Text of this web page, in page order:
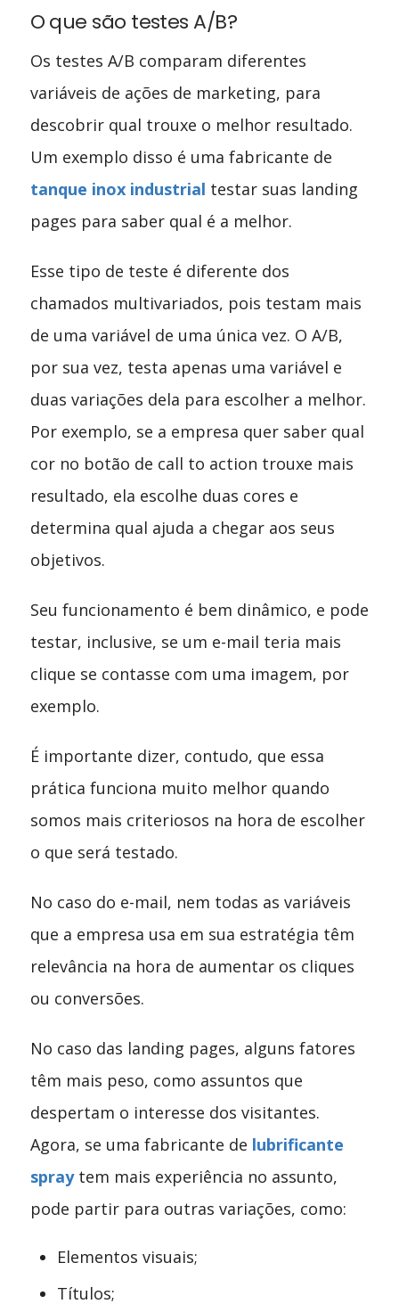
O que são testes A/B?
Os testes A/B comparam diferentes
variáveis de ações de marketing, para
descobrir qual trouxe o melhor resultado.
Um exemplo disso é uma fabricante de
tanque inox industrial testar suas landing
pages para saber qual é a melhor.
Esse tipo de teste é diferente dos
chamados multivariados, pois testam mais
de uma variável de uma única vez. O A/B,
por sua vez, testa apenas uma variável e
duas variações dela para escolher a melhor.
Por exemplo, se a empresa quer saber qual
cor no botão de call to action trouxe mais
resultado, ela escolhe duas cores e
determina qual ajuda a chegar aos seus
objetivos.
Seu funcionamento é bem dinâmico, e pode
testar, inclusive, se um e-mail teria mais
clique se contasse com uma imagem, por
exemplo.
É importante dizer, contudo, que essa
prática funciona muito melhor quando
somos mais criteriosos na hora de escolher
o que será testado.
No caso do e-mail, nem todas as variáveis
que a empresa usa em sua estratégia têm
relevância na hora de aumentar os cliques
ou conversões.
No caso das landing pages, alguns fatores
têm mais peso, como assuntos que
despertam o interesse dos visitantes.
Agora, se uma fabricante de lubrificante
spraytem mais experiência no assunto,
pode partir para outras variações, como:
Elementos visuais;
Títulos;